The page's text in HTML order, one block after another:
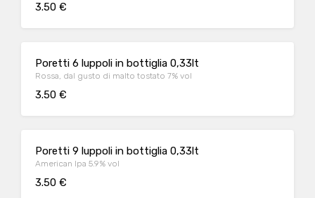
3.50 €
Poretti 6 luppoli in bottiglia 0,33lt
Rossa, dal gusto di malto tostato 7% vol
3.50 €
Poretti 9 luppoli in bottiglia 0,33lt
American Ipa 5.9% vol
3.50 €